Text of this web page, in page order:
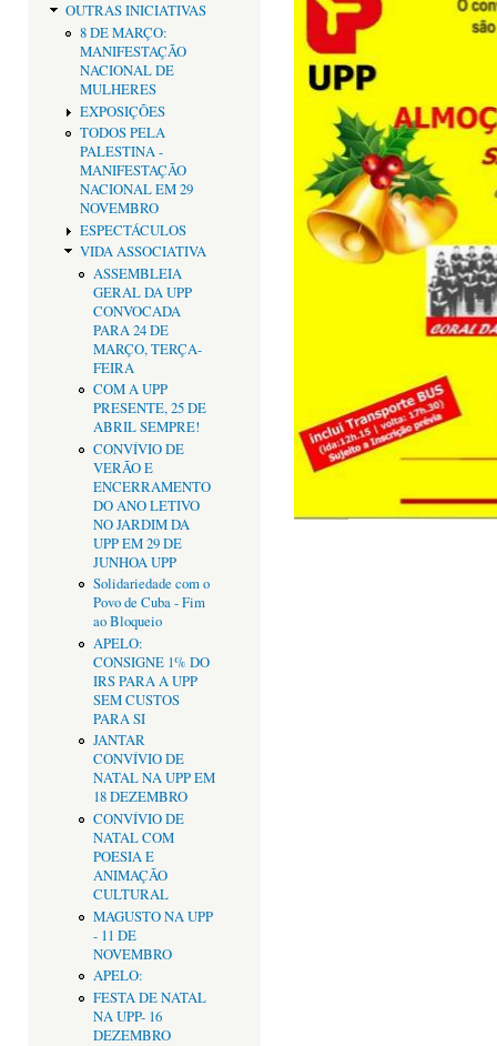
OUTRAS INICIATIVAS
8 DE MARÇO:
MANIFESTAÇÃO
NACIONAL DE
MULHERES
EXPOSIÇÕES
TODOS PELA
PALESTINA -
MANIFESTAÇÃO
NACIONAL EM 29
NOVEMBRO
ESPECTÁCULOS
VIDA ASSOCIATIVA
ASSEMBLEIA
GERAL DA UPP
CONVOCADA
PARA 24 DE
MARÇO, TERÇA-
FEIRA
COM A UPP
PRESENTE, 25 DE
ABRIL SEMPRE!
CONVÍVIO DE
VERÃO E
ENCERRAMENTO
DO ANO LETIVO
NO JARDIM DA
UPP EM 29 DE
JUNHOA UPP
Solidariedade com o
Povo de Cuba - Fim
ao Bloqueio
APELO:
CONSIGNE 1% DO
IRS PARA A UPP
SEM CUSTOS
PARA SI
JANTAR
CONVÍVIO DE
NATAL NA UPP EM
18 DEZEMBRO
CONVÍVIO DE
NATAL COM
POESIA E
ANIMAÇÃO
CULTURAL
MAGUSTO NA UPP
- 11 DE
NOVEMBRO
APELO:
FESTA DE NATAL
NA UPP- 16
DEZEMBRO